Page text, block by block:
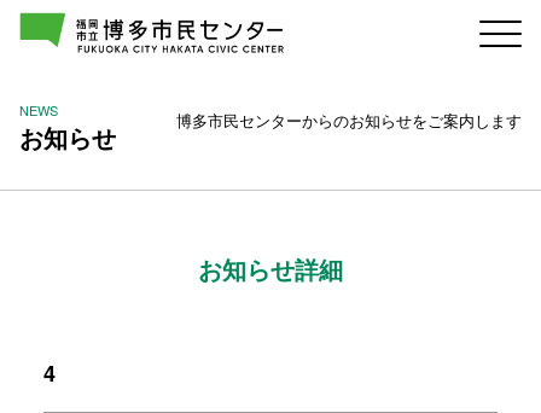
NEWS
お知らせ 博多市民センターからのお知らせをご案内します
お知らせ詳細
4